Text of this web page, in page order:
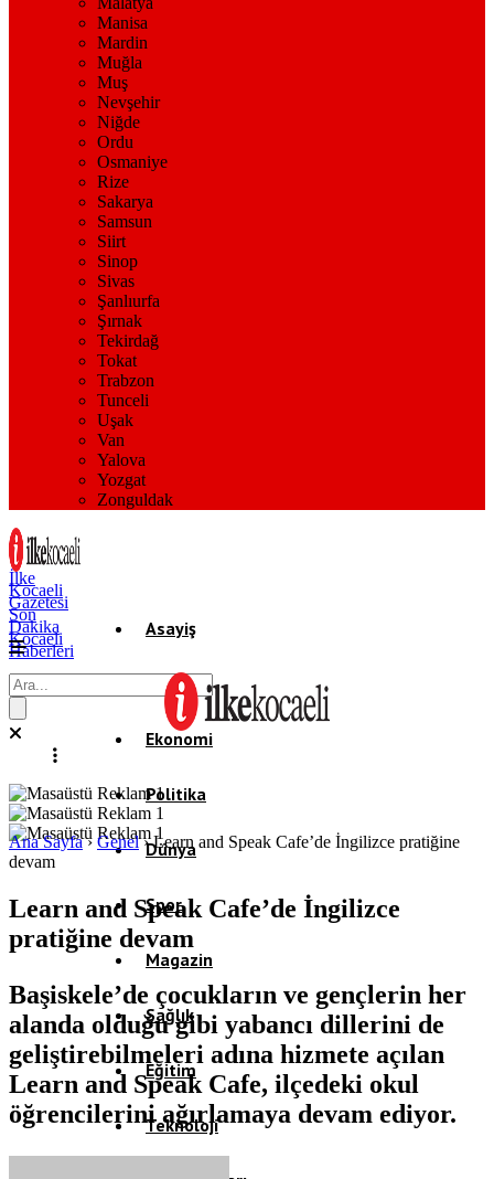
Manisa
Mardin
Muğla
Muş
Nevşehir
Niğde
Ordu
Osmaniye
Rize
Sakarya
Samsun
Siirt
Sinop
Sivas
Şanlıurfa
Şırnak
Tekirdağ
Tokat
Trabzon
Tunceli
Uşak
Van
Yalova
Yozgat
Zonguldak
İlke
Kocaeli
Gazetesi
Son
Dakika
Kocaeli
Haberleri
Asayiş
Gündem
Ekonomi
Politika
Dünya
Spor
Magazin
Sağlık
Eğitim
Teknoloji
Ana Sayfa› Genel›Learn and Speak Cafe’de İngilizce pratiğine
devam
Learn and Speak Cafe’de İngilizce
pratiğine devam
Başiskele’de çocukların ve gençlerin her
alanda olduğu gibi yabancı dillerini de
geliştirebilmeleri adına hizmete açılan
Learn and Speak Cafe, ilçedeki okul
öğrencilerini ağırlamaya devam ediyor.